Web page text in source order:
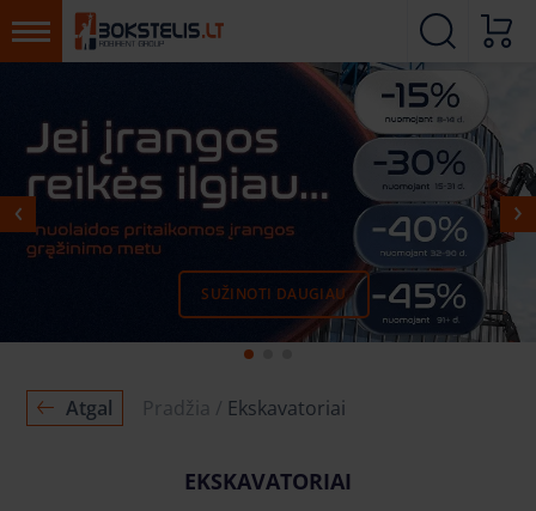
SUŽINOTI DAUGIAU
DAUGIAU
DAUGIAU
Atgal Pradžia Ekskavatoriai
EKSKAVATORIAI